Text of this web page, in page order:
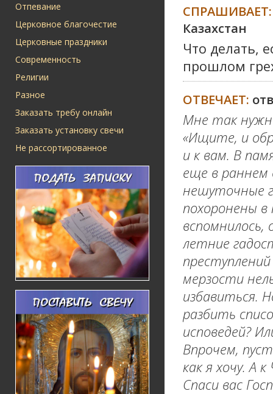
Отпевание
Церковное благочестие
Церковные праздники
Современность
Религии
Разное
Заказать требу онлайн
Заказать установку свечи
Не рассортированное
СПРАШИВАЕТ:
Казахстан
Что делать,
прошлом
ОТВЕЧАЕТ:
Мне так
«Ищите, и
и к вам. В
еще в раннем
нешуточные
похоронены
вспомнилось,
летние
мерзости
избавиться.
разбить
исповедей?
Впрочем,
как я хочу. А
Спаси вас